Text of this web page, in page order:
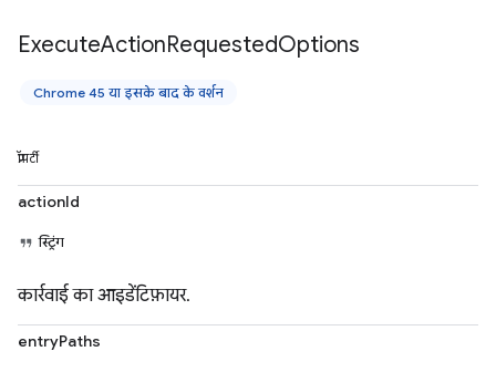
ExecuteActionRequestedOptions
Chrome 45 या इसके बाद के वर्शन
प्रॉपर्टी
actionId
स्ट्रिंग
कार्रवाई का आइडेंटिफ़ायर.
entryPaths